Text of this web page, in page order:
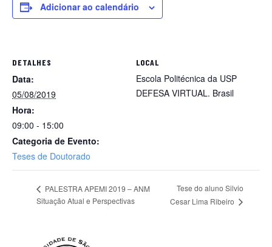
Adicionar ao calendário
DETALHES
Data:
05/08/2019
Hora:
09:00 - 15:00
Categoria de Evento:
Teses de Doutorado
LOCAL
Escola Politécnica da USP
DEFESA VIRTUAL. Brasil
PALESTRA APEMI 2019 – ANM
Situação Atual e Perspectivas
Tese do aluno Silvio
Cesar Lima Ribeiro